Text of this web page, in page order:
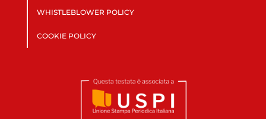
WHISTLEBLOWER POLICY
COOKIE POLICY